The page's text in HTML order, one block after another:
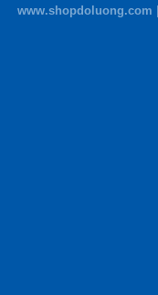
www.shopdoluong.com